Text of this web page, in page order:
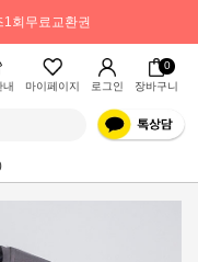
1회무료교환권
내 마이페이지 로그인
0
장바구니